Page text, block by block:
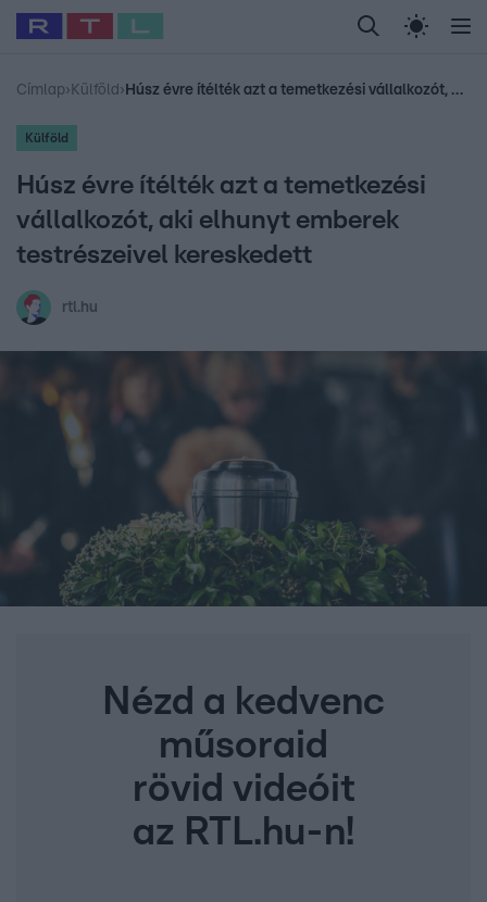
Legfrissebb RTL Híradó Randi Celeb vagyok,
Babits Marcella Most Wanted Gallusz
Címlap› Külföld › Húsz évre ítélték azt a temetkezési vállalkozót, aki elhunyt emberek testrészeivel kereskedett
Külföld
Húsz évre ítélték azt a temetkezési
vállalkozót, aki elhunyt emberek
testrészeivel kereskedett
rtl.hu
Nézd a kedvenc
műsoraid
rövid videóit
az RTL.hu-n!